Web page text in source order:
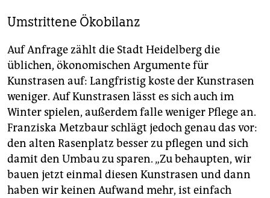
Umstrittene Ökobilanz
Auf Anfrage zählt die Stadt Heidelberg die
üblichen, ökonomischen Argumente für
Kunstrasen auf: Langfristig koste der Kunstrasen
weniger. Auf Kunst­rasen lässt es sich auch im
Winter spielen, außerdem falle weniger Pflege an.
Franziska Metzbaur schlägt jedoch genau das vor:
den alten Rasenplatz besser zu pflegen und sich
damit den Umbau zu sparen. „Zu behaupten, wir
bauen jetzt einmal diesen Kunstrasen und dann
haben wir keinen Aufwand mehr, ist einfach